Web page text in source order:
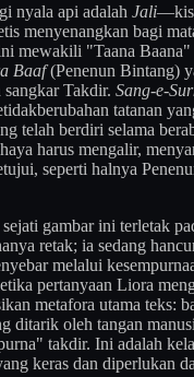
nyala api adalah Jali
menyenangkan bagi
mewakili "Taana
Baaf(Penenun Bintang)
Takdir. Sang-e-
tatanan
telah berdiri selama
harus mengalir,
seperti halnya
gambar ini terletak
retak; ia sedang
melalui
pertanyaan Liora
metafora utama teks:
ditarik oleh tangan
takdir. Ini adalah
keras dan diperlukan